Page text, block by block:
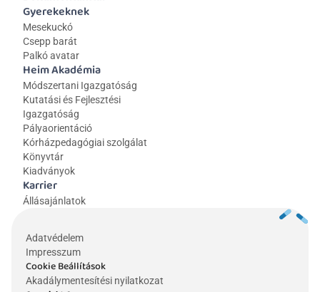
Gyerekeknek
Mesekuckó
Csepp barát
Palkó avatar
Heim Akadémia
Módszertani Igazgatóság
Kutatási és Fejlesztési
Igazgatóság
Pályaorientáció
Kórházpedagógiai szolgálat
Könyvtár
Kiadványok
Karrier
Állásajánlatok
Adatvédelem
Impresszum
Cookie Beállítások
Akadálymentesítési nyilatkozat